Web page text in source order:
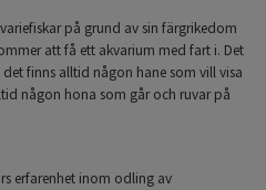
på grund av sin färgrikedom
att få ett akvarium med fart i. Det
finns alltid någon hane som vill visa
någon hona som går och ruvar på
erfarenhet inom odling av